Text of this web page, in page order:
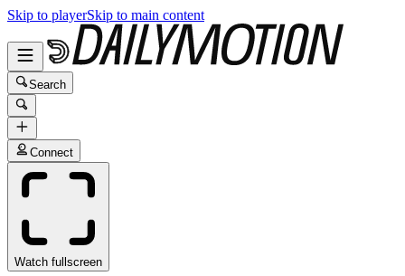
Skip to playerSkip to main content
Search
Connect
Watch fullscreen